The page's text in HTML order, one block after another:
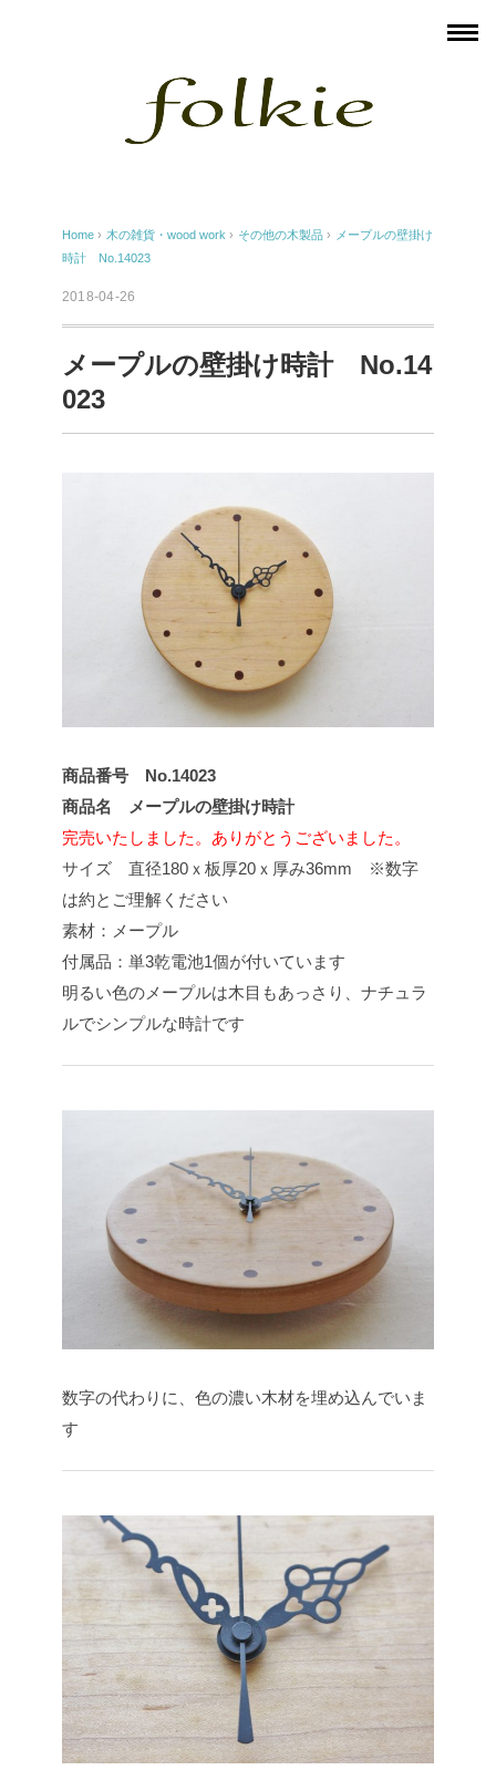
Home › 木の雑貨・wood work › その他の木製品 ›
メープルの壁掛け
時計 No.14023
2018-04-26
メープルの壁掛け時計 No.14
023
商品番号 No.14023
商品名
メープルの壁掛け時計
完売いたしました。ありがとうございました。
サイズ 直径180ｘ板厚20ｘ厚み36mm ※数字
は約とご理解ください
素材：メープル
付属品：単3乾電池1個が付いています
明るい色のメープルは木目もあっさり、ナチュラ
ルでシンプルな時計です
数字の代わりに、色の濃い木材を埋め込んでいま
す